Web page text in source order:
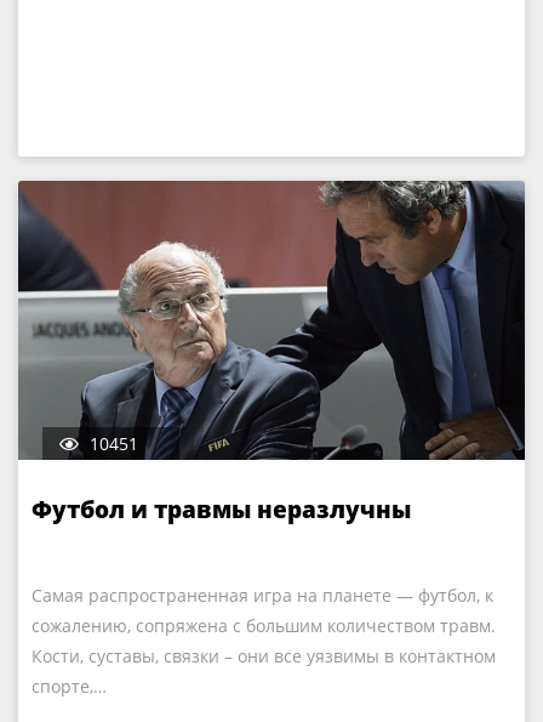
10451
Футбол и травмы неразлучны
Самая распространенная игра на планете — футбол, к
сожалению, сопряжена с большим количеством травм.
Кости, суставы, связки – они все уязвимы в контактном
спорте,…